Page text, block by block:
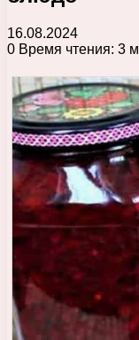
16.08.2024
0 Время чтения: 3